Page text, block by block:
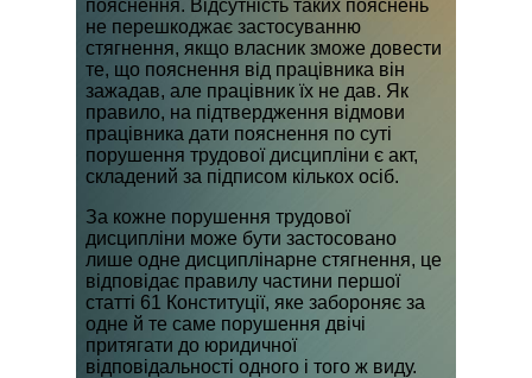
пояснення. Відсутність таких пояснень
не перешкоджає застосуванню
стягнення, якщо власник зможе довести
те, що пояснення від працівника він
зажадав, але працівник їх не дав. Як
правило, на підтвердження відмови
працівника дати пояснення по суті
порушення трудової дисципліни є акт,
складений за підписом кількох осіб.
За кожне порушення трудової
дисципліни може бути застосовано
лише одне дисциплінарне стягнення, це
відповідає правилу частини першої
статті 61 Конституції, яке забороняє за
одне й те саме порушення двічі
притягати до юридичної
відповідальності одного і того ж виду.